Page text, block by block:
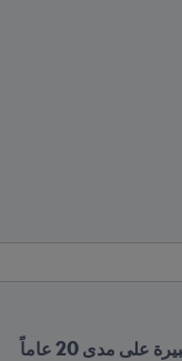
مدى 20 عاماً